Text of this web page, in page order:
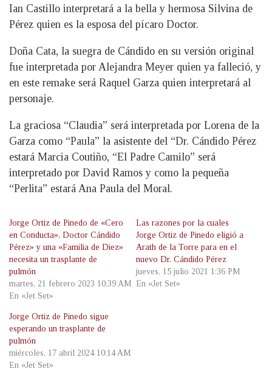
Ian Castillo interpretará a la bella y hermosa Silvina de
Pérez quien es la esposa del pícaro Doctor.
Doña Cata, la suegra de Cándido en su versión original
fue interpretada por Alejandra Meyer quien ya falleció, y
en este remake será Raquel Garza quien interpretará al
personaje.
La graciosa “Claudia” será interpretada por Lorena de la
Garza como “Paula” la asistente del “Dr. Cándido Pérez
estará Marcia Coutiño, “El Padre Camilo” será
interpretado por David Ramos y como la pequeña
“Perlita” estará Ana Paula del Moral.
Jorge Ortiz de Pinedo de «Cero
en Conducta», Doctor Cándido
Pérez» y una «Familia de Diez»
necesita un trasplante de
pulmón
martes, 21 febrero 2023 10:39 AM
En «Jet Set»
Las razones por la cuales
Jorge Ortiz de Pinedo eligió a
Arath de la Torre para en el
nuevo Dr. Cándido Pérez
jueves, 15 julio 2021 1:36 PM
En «Jet Set»
Jorge Ortiz de Pinedo sigue
esperando un trasplante de
pulmón
miércoles, 17 abril 2024 10:14 AM
En «Jet Set»